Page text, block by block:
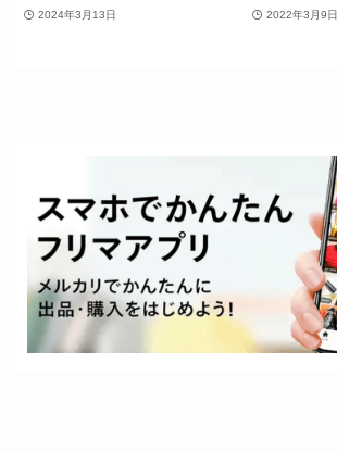
2024年3月13日 2022年3月9日